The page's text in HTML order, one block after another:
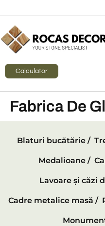
Calculator
Fabrica De
Blaturi bucătărie /
Medalioane /
Lavoare și căzi
Cadre metalice masă /